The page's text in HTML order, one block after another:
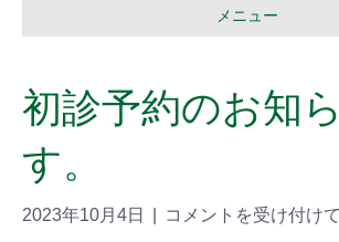
メニュー
初診予約のお知
す。
2023年10月4日 コメントを受け付け